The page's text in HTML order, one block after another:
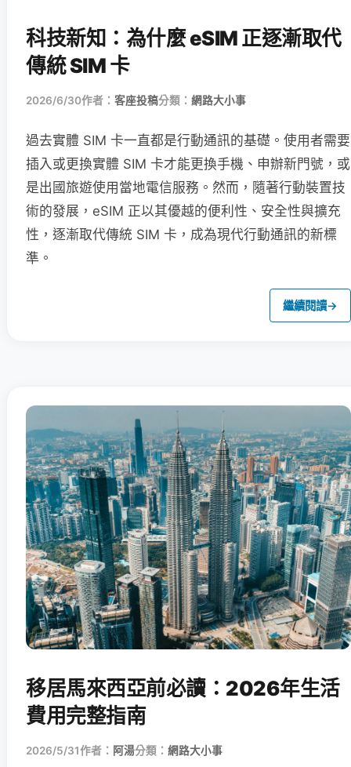
科技新知：為什麼 eSIM 正逐漸取代
傳統 SIM 卡
2026/6/30作者： 客座投稿分類： 網路大小事
過去實體 SIM 卡一直都是行動通訊的基礎。使用者需要
插入或更換實體 SIM 卡才能更換手機、申辦新門號，或
是出國旅遊使用當地電信服務。然而，隨著行動裝置技
術的發展，eSIM 正以其優越的便利性、安全性與擴充
性，逐漸取代傳統 SIM 卡，成為現代行動通訊的新標
準。
繼續閱讀→
移居馬來西亞前必讀：2026年生活
費用完整指南
2026/5/31作者： 阿湯分類： 網路大小事